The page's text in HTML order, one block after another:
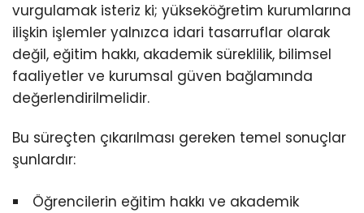
vurgulamak isteriz ki; yükseköğretim kurumlarına
ilişkin işlemler yalnızca idari tasarruflar olarak
değil, eğitim hakkı, akademik süreklilik, bilimsel
faaliyetler ve kurumsal güven bağlamında
değerlendirilmelidir.
Bu süreçten çıkarılması gereken temel sonuçlar
şunlardır:
Öğrencilerin eğitim hakkı ve akademik